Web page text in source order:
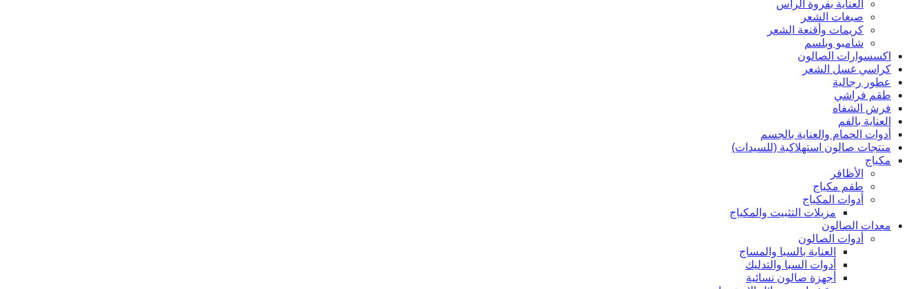
العناية بفروة الرأس
صبغات الشعر
كريمات وأقنعة الشعر
شامبو وبلسم
اكسسوارات الصالون
كراسي غسل الشعر
عطور رجالية
طقم فراشي
فرش الشفاه
العناية بالفم
أدوات الحمام والعناية بالجسم
منتجات صالون استهلاكية (للسيدات)
مكياج
الأظافر
طقم مكياج
أدوات المكياج
مزيلات التثبيت والمكياج
معدات الصالون
أدوات الصالون
العناية بالسبا والمساج
أدوات السبا والتدليك
أجهزة صالون نسائية